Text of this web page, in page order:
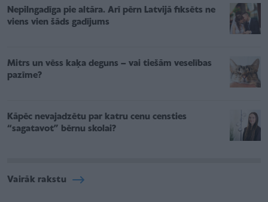
Nepilngadīga pie altāra. Arī pērn Latvijā fiksēts ne
viens vien šāds gadījums
Mitrs un vēss kaķa deguns – vai tiešām veselības
pazīme?
Kāpēc nevajadzētu par katru cenu censties
“sagatavot” bērnu skolai?
Vairāk rakstu